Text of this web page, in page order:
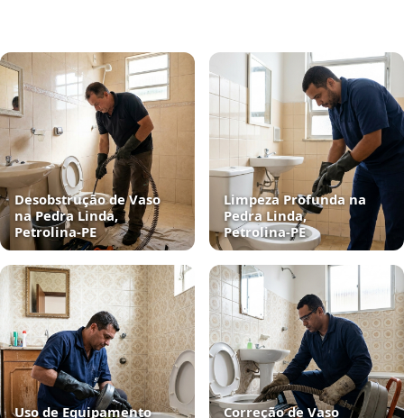
Desobstrução de Vaso
na Pedra Linda,
Petrolina‑PE
Limpeza Profunda na
Pedra Linda,
Petrolina‑PE
Uso de Equipamento
Correção de Vaso